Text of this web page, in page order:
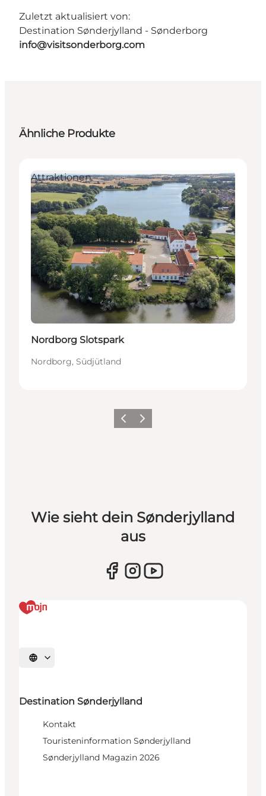
Zuletzt aktualisiert von:
Destination Sønderjylland - Sønderborg
info@visitsonderborg.com
Ähnliche Produkte
Attraktionen
Nordborg Slotspark
Nordborg, Südjütland
ZurückWeiter
Wie sieht dein Sønderjylland
aus
Sprache auswählen
Destination Sønderjylland
Kontakt
Touristeninformation Sønderjylland
Sønderjylland Magazin 2026